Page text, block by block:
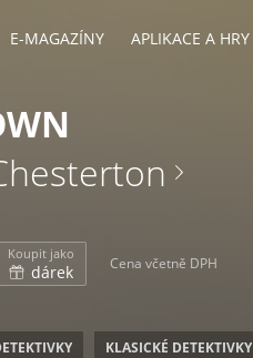
E-MAGAZÍNY APLIKACE A HRY
Koupit jako
dárek Cena včetně DPH
KLASICKÉ DETEKTIVKY